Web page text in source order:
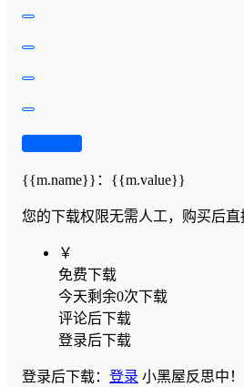
{{m.name}} ： {{m.value}}
您的下载权限无需人工，购买后直
￥
免费下载
今天剩余0次下载
评论后下载
登录后下载
登录后下载： 登录 小黑屋反思中！